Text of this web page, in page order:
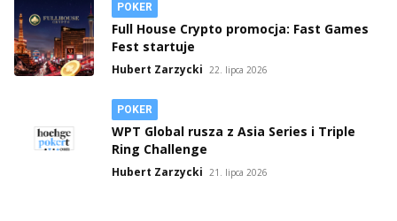
POKER
Full House Crypto promocja: Fast Games
Fest startuje
Hubert Zarzycki 22. lipca 2026
POKER
WPT Global rusza z Asia Series i Triple
Ring Challenge
Hubert Zarzycki 21. lipca 2026